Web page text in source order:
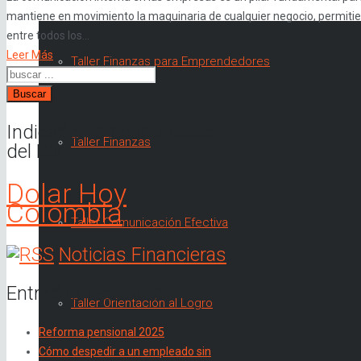
Taller Finanzas para Emprendedores
Taller Finanzas
Taller Comunicación Efectiva
Taller Orientación al Logro
mantiene en movimiento la maquinaria de cualquier negocio,
entre todos los...
Leer Más
Buscar
Indicadores Económicos
del Día
Dolar Hoy
Colombia
Noticias Financieras
Entradas recientes
Reforma pensional 2025
Cómo despedir a un empleado sin